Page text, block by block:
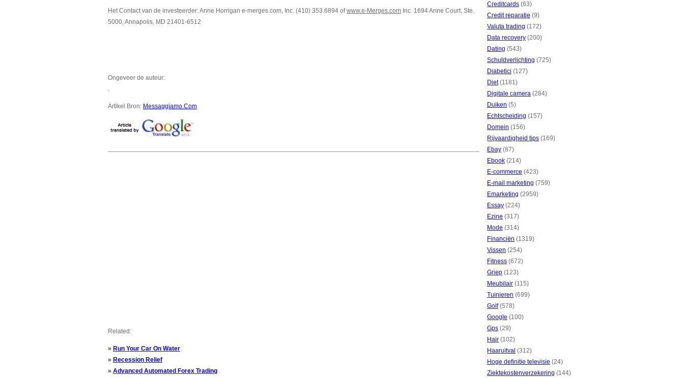
Het Contact van de investeerder: Anne Horrigan e-merges.com, Inc. (410) 353.6894 ofwww.e-Merges.com Inc. 1694 Anne Court, Ste.
5000, Annapolis, MD 21401-6512
Ongeveer de auteur:
.
Artikel Bron: Messaggiamo.Com
Related:
» Run Your Car On Water
» Recession Relief
» Advanced Automated Forex Trading
Creditcards (63)
Credit reparatie (9)
Valuta trading (172)
Data recovery (200)
Dating (543)
Schuldverlichting (725)
Diabetici (127)
Diet(1181)
Digitale camera (284)
Duiken (5)
Echtscheiding (157)
Domein (156)
Rijvaardigheid tips (169)
Ebay (87)
Ebook (214)
E-commerce (423)
E-mail marketing (759)
Emarketing (2959)
Essay (224)
Ezine (317)
Mode (314)
Financiën (1319)
Vissen (254)
Fitness (672)
Griep (123)
Meubilair (115)
Tuinieren (699)
Golf(578)
Google (100)
Gps (29)
Hair (102)
Haaruitval (312)
Hoge definitie televisie (24)
Ziektekostenverzekering (144)